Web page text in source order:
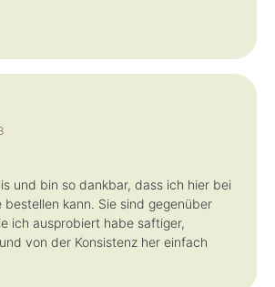
5 Sternen
und bin so dankbar, dass ich hier bei
bestellen kann. Sie sind gegenüber
ich ausprobiert habe saftiger,
von der Konsistenz her einfach